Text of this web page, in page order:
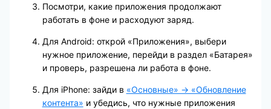
Посмотри, какие приложения продолжают
работать в фоне и расходуют заряд.
Для Android: открой «Приложения», выбери
нужное приложение, перейди в раздел «Батарея»
и проверь, разрешена ли работа в фоне.
Для iPhone: зайди в «Основные» → «Обновление
контента» и убедись, что нужные приложения